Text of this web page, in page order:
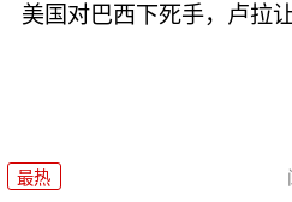
美国对巴西下死手，卢拉
最热